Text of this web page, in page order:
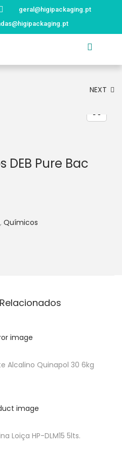
geral@higipackaging.pt
NEXT
DEB Pure Bac
, Químicos
Alcalino Quinapol 30 6kg
Loiça HP-DLM15 5lts.